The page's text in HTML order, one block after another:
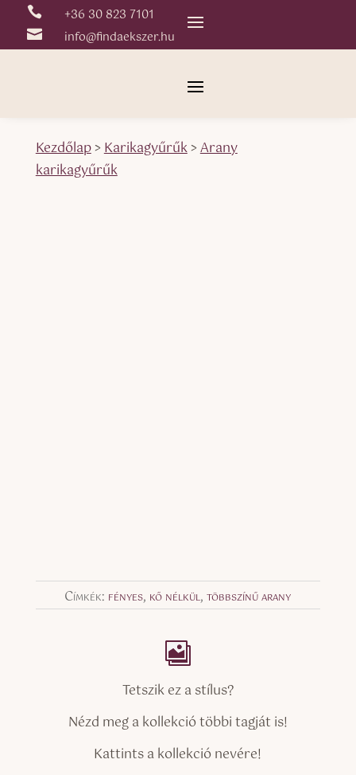
 +36 30 823 7101
 info@findaekszer.hu
Kezdőlap>Karikagyűrűk>Arany
karikagyűrűk
Címkék: fényes, kő nélkül,többszínű arany
Tetszik ez a stílus?
Nézd meg a kollekció többi tagját is!
Kattints a kollekció nevére!